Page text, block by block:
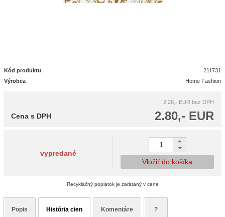
Kód produktu
211731
Výrobca
Home Fashion
2.28,- EUR bez DPH
2.80,- EUR
Cena s DPH
vypredané
Vložiť do košíka
Recyklačný poplatok je zarátaný v cene
Popis História cien Komentáre ?